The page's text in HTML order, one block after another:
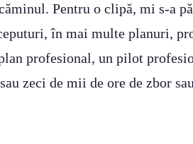
Pentru o clipă, mi s-a
în mai multe planuri,
profesional, un pilot
zeci de mii de ore de zbor